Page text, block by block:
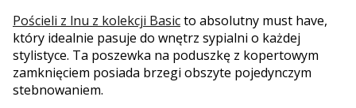
Pościeli z lnu z kolekcji Basicto absolutny must have,
który idealnie pasuje do wnętrz sypialni o każdej
stylistyce. Ta poszewka na poduszkę z kopertowym
zamknięciem posiada brzegi obszyte pojedynczym
stebnowaniem.